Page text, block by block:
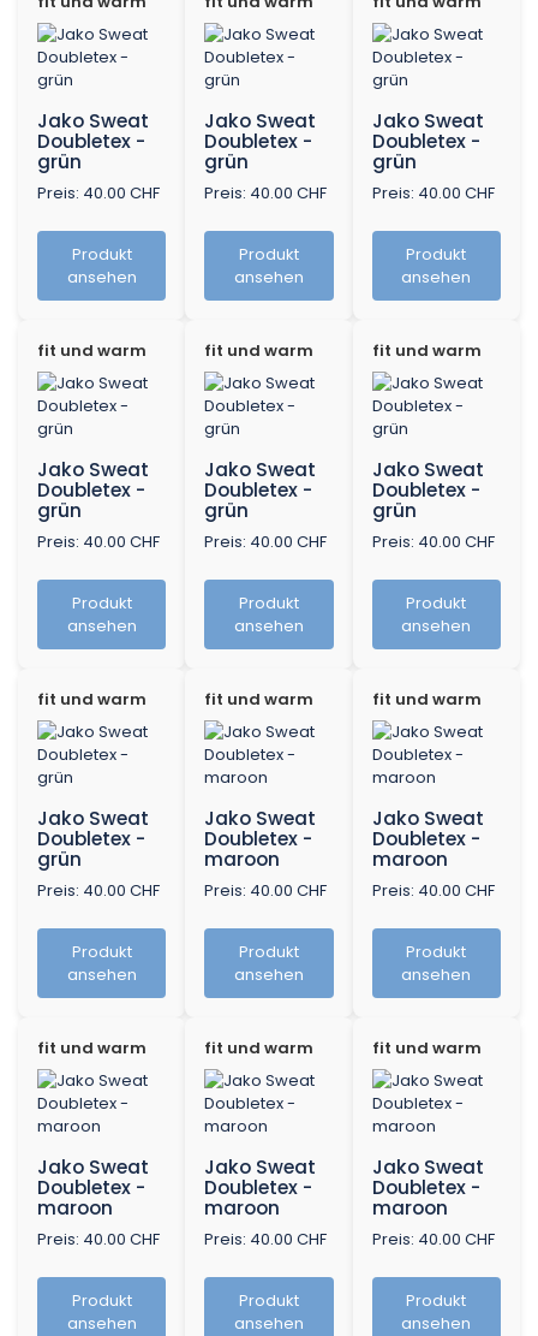
Jako Sweat
Doubletex -
grün
Preis: 40.00 CHF
Produkt
ansehen
Jako Sweat
Doubletex -
grün
Preis: 40.00 CHF
Produkt
ansehen
Jako Sweat
Doubletex -
grün
Preis: 40.00 CHF
Produkt
ansehen
fit und warm
Jako Sweat
Doubletex -
grün
Preis: 40.00 CHF
Produkt
ansehen
fit und warm
Jako Sweat
Doubletex -
grün
Preis: 40.00 CHF
Produkt
ansehen
fit und warm
Jako Sweat
Doubletex -
grün
Preis: 40.00 CHF
Produkt
ansehen
fit und warm
Jako Sweat
Doubletex -
grün
Preis: 40.00 CHF
Produkt
ansehen
fit und warm
Jako Sweat
Doubletex -
maroon
Preis: 40.00 CHF
Produkt
ansehen
fit und warm
Jako Sweat
Doubletex -
maroon
Preis: 40.00 CHF
Produkt
ansehen
fit und warm
Jako Sweat
Doubletex -
maroon
Preis: 40.00 CHF
Produkt
ansehen
fit und warm
Jako Sweat
Doubletex -
maroon
Preis: 40.00 CHF
Produkt
ansehen
fit und warm
Jako Sweat
Doubletex -
maroon
Preis: 40.00 CHF
Produkt
ansehen